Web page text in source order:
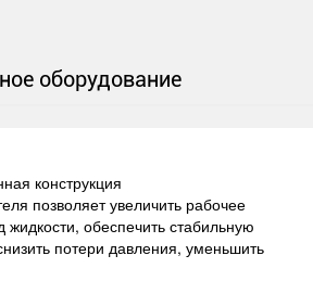
оборудование
конструкция
позволяет увеличить рабочее
жидкости, обеспечить стабильную
потери давления, уменьшить